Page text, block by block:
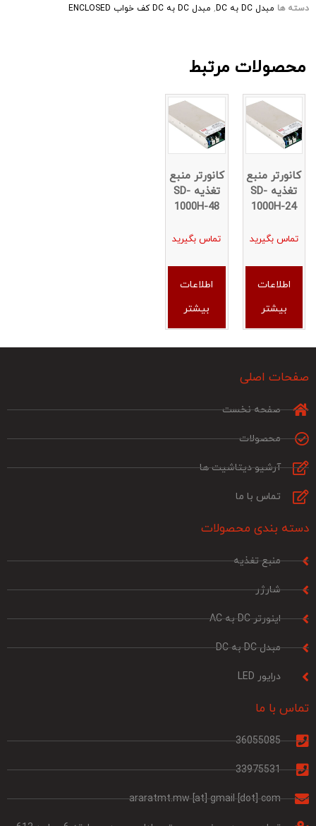
دسته ها
مبدل DC به DC , مبدل DC به DC کف خواب ENCLOSED
محصولات مرتبط
کانورتر منبع
تغذیه SD-
1000H-24
تماس بگیرید
اطلاعات
بیشتر
کانورتر منبع
تغذیه SD-
1000H-48
تماس بگیرید
اطلاعات
بیشتر
صفحات اصلی
صفحه نخست
محصولات
آرشیو دیتاشیت ها
تماس با ما
دسته بندی محصولات
منبع تغذیه
شارژر
اینورتر DC به AC
مبدل DC به DC
درایور LED
تماس با ما
36055085
33975531
araratmt.mw [at] gmail [dot] com